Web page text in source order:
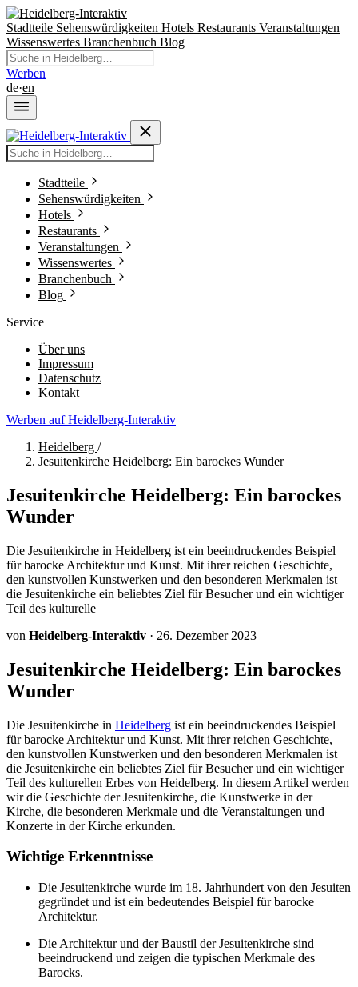
Stadtteile Sehenswürdigkeiten Hotels Restaurants Veranstaltungen
Wissenswertes Branchenbuch Blog
Werben
de·en
Stadtteile
Sehenswürdigkeiten
Hotels
Restaurants
Veranstaltungen
Wissenswertes
Branchenbuch
Blog
Service
Über uns
Impressum
Datenschutz
Kontakt
Werben auf Heidelberg-Interaktiv
Heidelberg /
Jesuitenkirche Heidelberg: Ein barockes Wunder
Jesuitenkirche Heidelberg: Ein barockes
Wunder
Die Jesuitenkirche in Heidelberg ist ein beeindruckendes Beispiel
für barocke Architektur und Kunst. Mit ihrer reichen Geschichte,
den kunstvollen Kunstwerken und den besonderen Merkmalen ist
die Jesuitenkirche ein beliebtes Ziel für Besucher und ein wichtiger
Teil des kulturelle
von Heidelberg-Interaktiv · 26. Dezember 2023
Jesuitenkirche Heidelberg: Ein barockes
Wunder
Die Jesuitenkirche in Heidelberg ist ein beeindruckendes Beispiel
für barocke Architektur und Kunst. Mit ihrer reichen Geschichte,
den kunstvollen Kunstwerken und den besonderen Merkmalen ist
die Jesuitenkirche ein beliebtes Ziel für Besucher und ein wichtiger
Teil des kulturellen Erbes von Heidelberg. In diesem Artikel werden
wir die Geschichte der Jesuitenkirche, die Kunstwerke in der
Kirche, die besonderen Merkmale und die Veranstaltungen und
Konzerte in der Kirche erkunden.
Wichtige Erkenntnisse
Die Jesuitenkirche wurde im 18. Jahrhundert von den Jesuiten
gegründet und ist ein bedeutendes Beispiel für barocke
Architektur.
Die Architektur und der Baustil der Jesuitenkirche sind
beeindruckend und zeigen die typischen Merkmale des
Barocks.